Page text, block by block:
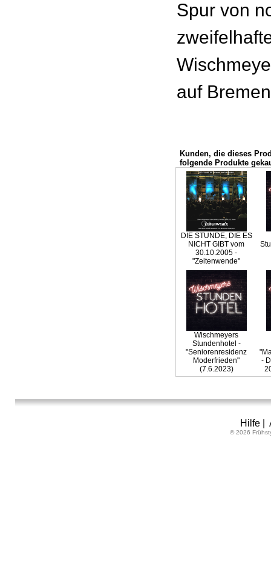
Spur von
auf
Kunden, die dieses
folgende Produkte
DIE STUNDE, DIE ES
NICHT GIBT vom
30.10.2005 -
"Zeitenwende"
Wischmeyers
Stundenhotel -
"Seniorenresidenz
Moderfrieden"
(7.6.2023)
-
Hilfe|
© 2026